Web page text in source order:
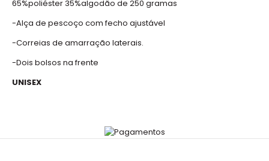
65%poliéster 35%algodão de 250 gramas
-Alça de pescoço com fecho ajustável
-Correias de amarração laterais.
-Dois bolsos na frente
UNISEX